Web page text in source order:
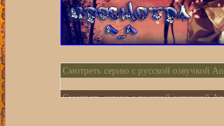
Смотреть серию с русской озвучкой
Смотреть серию с русской озвучкой